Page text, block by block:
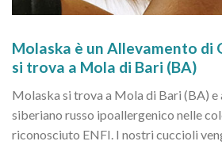
Molaska è un Allevamento di
si trova a Mola di Bari (BA)
Molaska si trova a Mola di Bari (BA) e
siberiano russo ipoallergenico nelle
riconosciuto ENFI. I nostri cuccioli